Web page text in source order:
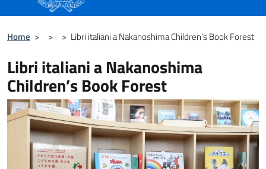
Home > > > Libri italiani a Nakanoshima Children’s Book Forest
Libri italiani a Nakanoshima
Children’s Book Forest